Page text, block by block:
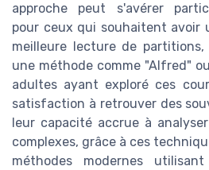
approche peut s'avérer
pour ceux qui souhaitent avoir
meilleure lecture de
une méthode comme "Alfred"
adultes ayant exploré ces
satisfaction à retrouver des
leur capacité accrue à
complexes, grâce à ces
méthodes modernes